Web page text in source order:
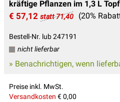
kräftige Pflanzen im 1,3 L Topf
€ 57,12 statt 71,40 (20%
Bestell-Nr. lub 247191
nicht lieferbar
» Benachrichtigen, wenn
Preise inkl. MwSt.
Versandkosten € 0,00